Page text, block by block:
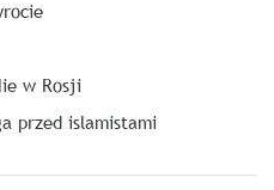
w Rosji
przed islamistami